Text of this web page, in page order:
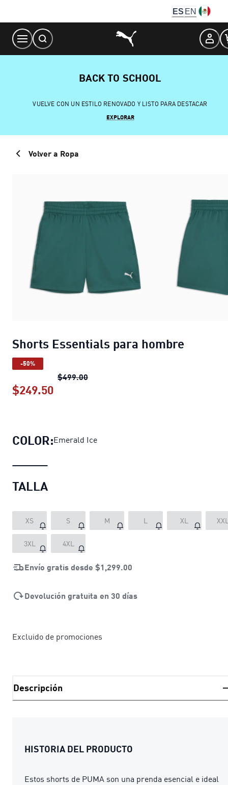
Content
ES EN
BACK TO SCHOOL
VUELVE CON UN ESTILO RENOVADO Y LISTO PARA DESTACAR
EXPLORAR
Volver a Ropa
Shorts Essentials para hombre
-50%
$499.00Shorts Essentials para hombre
$249.50
COLOR:Emerald Ice
TALLA
XS S M L XL
3XL 4XL
Envío gratis desde $1,299.00
Devolución gratuita en 30 días
Excluido de promociones
Descripción
HISTORIA DEL PRODUCTO
Estos shorts de PUMA son una prenda esencial e ideal